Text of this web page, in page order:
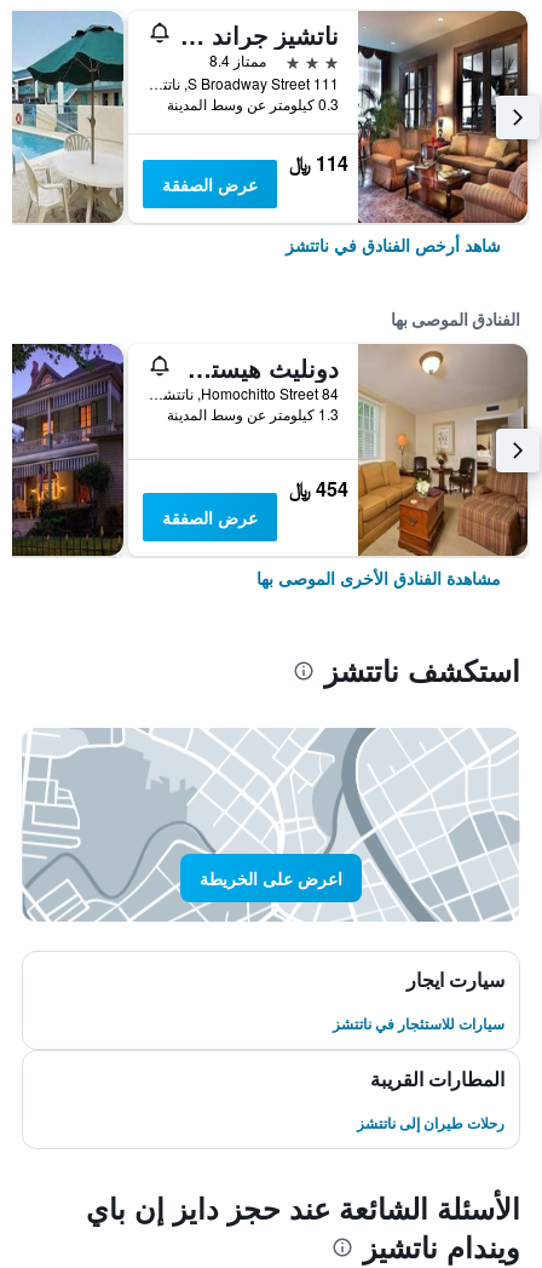
ناتشيز جراند هوتل آند سويتس أون ذا ريفر
3 نجوم
ممتاز 8.4
111 S Broadway Street, ناتتشز, MS, الولايات المتحدة الأميريكية
0.3 كيلومتر عن وسط المدينة
114 ﷼
عرض الصفقة
شاهد أرخص الفنادق في ناتتشز
الفنادق الموصى بها
دونليث هيستوريك إن
84 Homochitto Street, ناتتشز, MS, الولايات المتحدة الأميريكية
1.3 كيلومتر عن وسط المدينة
454 ﷼
عرض الصفقة
مشاهدة الفنادق الأخرى الموصى بها
استكشف ناتتشز
اعرض على الخريطة
سيارت ايجار
سيارات للاستئجار في ناتتشز
المطارات القريبة
رحلات طيران إلى ناتتشز
الأسئلة الشائعة عند حجز دايز إن باي
ويندام ناتشيز